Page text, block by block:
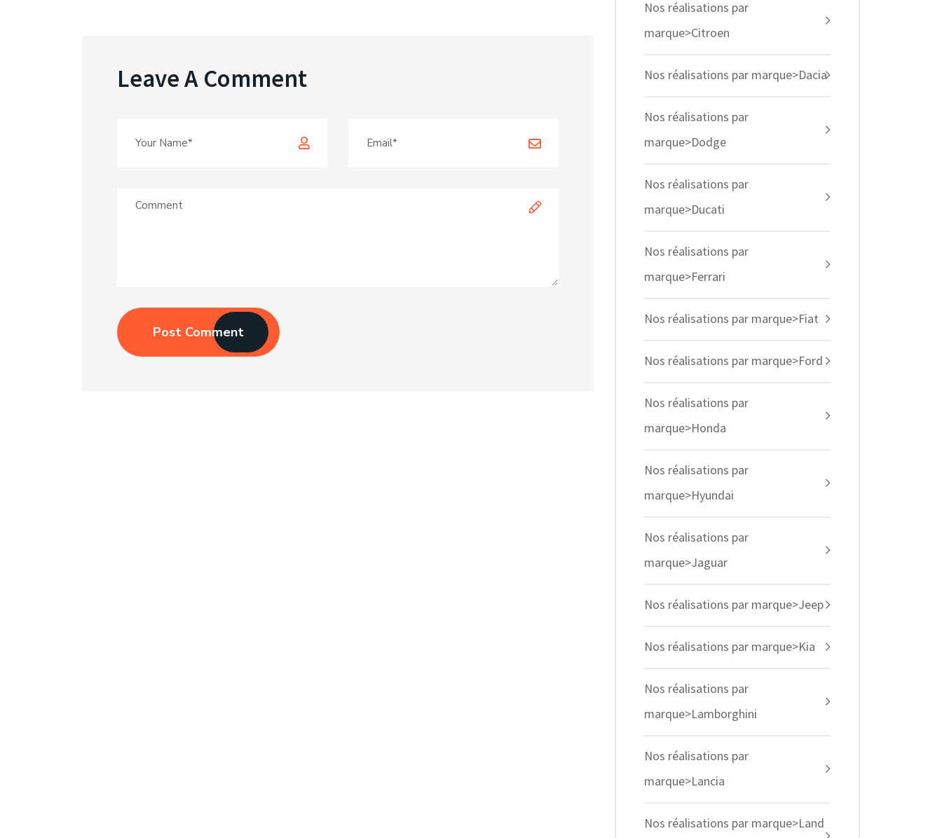
Leave A Comment
Post Comment
Nos réalisations par
marque>Citroen
Nos réalisations par marque>Dacia
Nos réalisations par
marque>Dodge
Nos réalisations par
marque>Ducati
Nos réalisations par
marque>Ferrari
Nos réalisations par marque>Fiat
Nos réalisations par marque>Ford
Nos réalisations par
marque>Honda
Nos réalisations par
marque>Hyundai
Nos réalisations par
marque>Jaguar
Nos réalisations par marque>Jeep
Nos réalisations par marque>Kia
Nos réalisations par
marque>Lamborghini
Nos réalisations par
marque>Lancia
Nos réalisations par marque>Land